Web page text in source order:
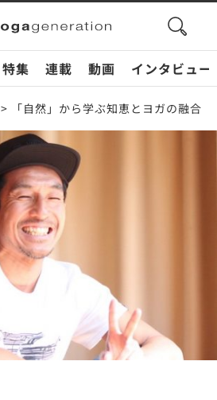
search
特集 連載 動画 インタビュー
> 「自然」から学ぶ知恵とヨガの融合